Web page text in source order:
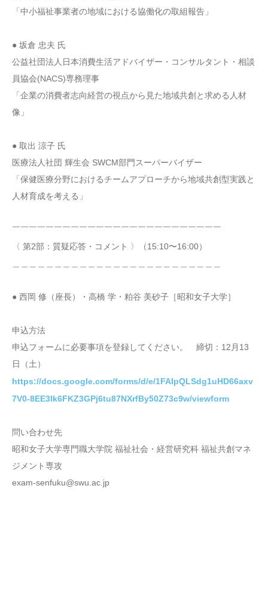
「中小福祉事業者の地域における協働化の取組報告」
● 坂倉 忠夫 氏
公益社団法人日本消費生活アドバイザー・コンサルタント・相談
員協会(NACS)専務理事
「企業の消費者志向経営の視点から見た地域共創と求める人材
像」
● 取出 涼子 氏
医療法人社団 輝生会 SWCM部門スーパーバイザー
「保健医療分野におけるチームアプローチから地域共創型実践と
人材育成を考える」
￣￣￣￣￣￣￣￣￣￣￣￣￣￣￣￣￣￣￣￣￣￣￣￣￣
〈 第2部：質疑応答・コメント 〉（15:10〜16:00）
● 西岡 修（座長）・高橋 学・粕谷 美砂子［昭和女子大学］
申込方法
申込フォームに必要事項を登録してください。 締切：12月13
日（土）
https://docs.google.com/forms/d/e/1FAIpQLSdg1uHD66axv
7V0-8EE3lk6FKZ3GPj6tu87NXrfBy50Z73c9w/viewform
問い合わせ先
昭和女子大学専門職大学院 福祉社会・経営研究科 福祉共創マネ
ジメント専攻
exam-senfuku@swu.ac.jp